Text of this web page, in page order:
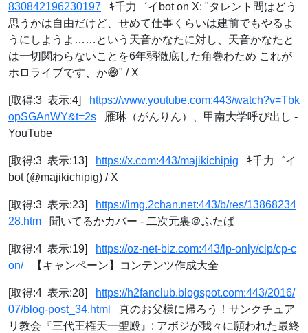
830842196230197 ｷ千力゛イbot on X: "タレント間はどう
思うかは自由だけど、せめて仕事くらいは建前でもやるよ
うにしようよ……という天音かなたに対し、天音かなたと
は一切関わらないことを6年弱徹底した角巻わため これが
ホロライブです、か😅" / X
[取得:3 表示:4]
https://www.youtube.com:443/watch?v=Tbk
opSGAnWY&t=2s 雁琳（がんりん）、甲南大学呼び出し -
YouTube
[取得:3 表示:13] https://x.com:443/majikichipig ｷ千力゛イ
bot (@majikichipig) / X
[取得:3 表示:23]
https://img.2chan.net:443/b/res/13868234
28.htm 聞いてるかカバー - 二次元裏＠ふたば
[取得:4 表示:19]
https://oz-net-biz.com:443/lp-only/clp/cp-c
on/【キャンペーン】コンテンツ作成大全
[取得:4 表示:28]
https://h2fanclub.blogspot.com:443/2016/
07/blog-post_34.html
真のお父様に帰ろう！サンクチュア
リ教会『三代王権天一聖殿』: アボジが我々に願われた最終